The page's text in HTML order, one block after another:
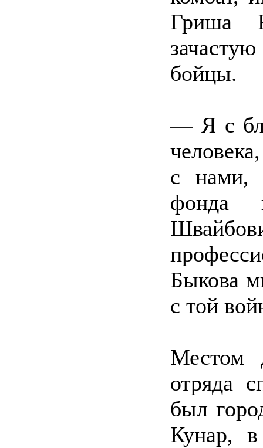
Гриша
бойцы.
— Я с
с нами,
фонда
Быкова
с той
Местом
отряда
был
Кунар,